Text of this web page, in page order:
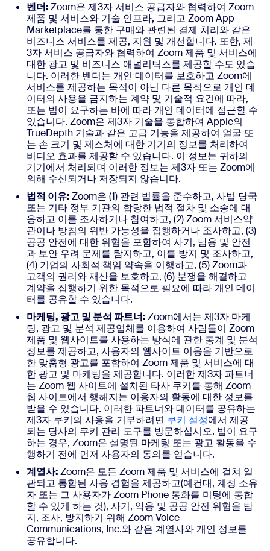
벤더:Zoom은 제3자 서비스 공급자와 협력하여 Zoom
제품 및 서비스와 기술 인프라, 그리고 Zoom App
Marketplace를 통한 구매와 관련된 결제 처리와 같은
비즈니스 서비스를 제공, 지원 및 개선합니다. 또한, 제
3자 서비스 공급자와 협력하여 Zoom 제품 및 서비스에
대한 광고 및 비즈니스 애널리틱스를 제공할 수도 있습
니다. 이러한 벤더는 개인 데이터를 보호하고 Zoom에
서비스를 제공하는 목적이 아닌 다른 목적으로 개인 데
이터의 사용을 금지하는 계약 및 기술적 요건에 따라,
또는 법이 요구하는 바에 따라 개인 데이터에 접근할 수
있습니다. Zoom은 제3자 기술을 통합하여 Apple의
TrueDepth 기술과 같은 고급 기능을 제공하여 얼굴 또
는 손 크기 및 제스처에 대한 기기의 정보를 처리하여
비디오 효과를 제공할 수 있습니다. 이 정보는 귀하의
기기에서 처리되며 이러한 정보는 제3자 또는 Zoom에
의해 수신되거나 저장되지 않습니다.
법적 이유:Zoom은 (1) 관련 법률을 준수하고, 사법 당국
또는 기타 정부 기관의 합당한 법적 절차 및 소송에 대
응하고 이를 조사하거나 참여하고, (2) Zoom 서비스약
관이나 방침의 위반 가능성을 집행하거나 조사하고, (3)
공공 안전에 대한 위협을 포함하여 사기, 남용 및 안전
과 보안 우려 문제를 탐지하고, 이를 방지 및 조사하고,
(4) 기업의 사회적 책임 약속을 이행하고, (5) Zoom과
고객의 권리와 재산을 보호하고, (6) 분쟁을 해결하고
계약을 집행하기 위한 목적으로 필요에 따라 개인 데이
터를 공유할 수 있습니다.
마케팅, 광고 및 분석 파트너:Zoom에서는 제3자 마케
팅, 광고 및 분석 제공업체를 이용하여 사람들이 Zoom
제품 및 웹사이트를 사용하는 방식에 관한 통계 및 분석
정보를 제공하고, 사용자의 웹사이트 이용을 기반으로
한 맞춤형 광고를 포함하여 Zoom 제품 및 서비스에 대
한 광고 및 마케팅을 제공합니다. 이러한 제3자 파트너
는 Zoom 웹 사이트에 설치된 타사 쿠키를 통해 Zoom
웹 사이트에서 행해지는 이용자의 활동에 대한 정보를
받을 수 있습니다. 이러한 파트너와 데이터를 공유하는
제3자 쿠키의 사용을 거부하려면 쿠키 설정에서 제공
되는 당사의 쿠키 관리 도구를 방문하십시오. 법이 요구
하는 경우, Zoom은 설명된 마케팅 또는 광고 활동을 수
행하기 전에 먼저 사용자의 동의를 얻습니다.
계열사:Zoom은 모든 Zoom 제품 및 서비스에 걸쳐 일
관되고 통합된 사용 경험을 제공하고(예컨대, 계정 소유
자 또는 그 사용자가 Zoom Phone 통화를 미팅에 통합
할 수 있게 하는 것), 사기, 악용 및 공공 안전 위협을 탐
지, 조사, 방지하기 위해 Zoom Voice
Communications, Inc.와 같은 계열사와 개인 정보를
공유합니다.